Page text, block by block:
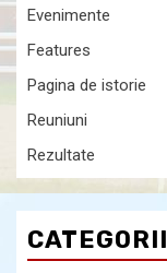
Evenimente
Features
Pagina de istorie
Reuniuni
Rezultate
CATEGORII